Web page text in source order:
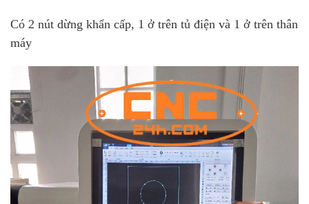
Có 2 nút dừng khẩn cấp, 1 ở trên tủ điện và 1 ở trên thân
máy